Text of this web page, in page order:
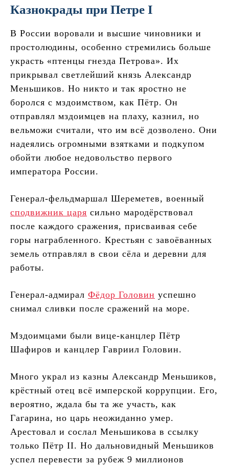
Казнокрады при Петре I
В России воровали и высшие чиновники и
простолюдины, особенно стремились больше
украсть «птенцы гнезда Петрова». Их
прикрывал светлейший князь Александр
Меньшиков. Но никто и так яростно не
боролся с мздоимством, как Пётр. Он
отправлял мздоимцев на плаху, казнил, но
вельможи считали, что им всё дозволено. Они
надеялись огромными взятками и подкупом
обойти любое недовольство первого
императора России.
Генерал-фельдмаршал Шереметев, военный
сподвижник царя сильно мародёрствовал
после каждого сражения, присваивая себе
горы награбленного. Крестьян с завоёванных
земель отправлял в свои сёла и деревни для
работы.
Генерал-адмирал Фёдор Головин успешно
снимал сливки после сражений на море.
Мздоимцами были вице-канцлер Пётр
Шафиров и канцлер Гавриил Головин.
Много украл из казны Александр Меньшиков,
крёстный отец всё имперской коррупции. Его,
вероятно, ждала бы та же участь, как
Гагарина, но царь неожиданно умер.
Арестовал и сослал Меньшикова в ссылку
только Пётр II. Но дальновидный Меньшиков
успел перевести за рубеж 9 миллионов